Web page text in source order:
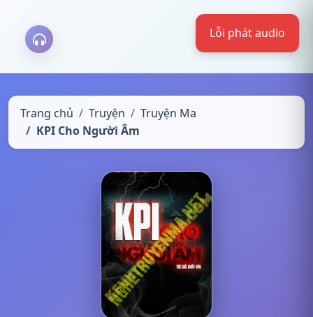
Trang chủ Truyện
Truyện Ma
KPI Cho Người Âm